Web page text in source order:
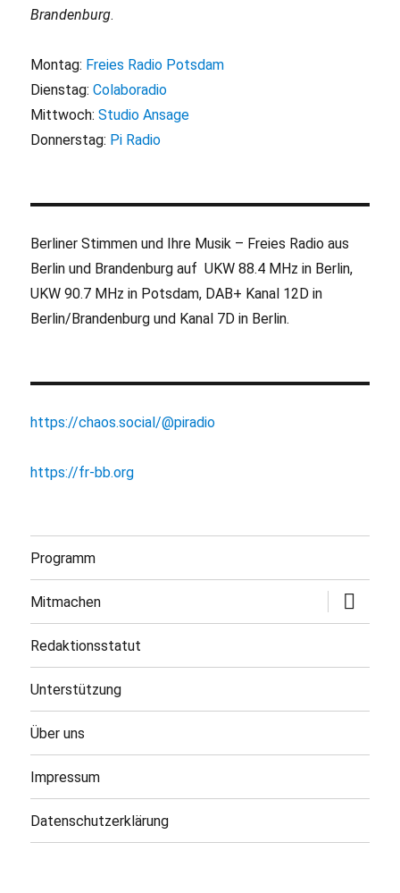
Brandenburg.
Montag: Freies Radio Potsdam
Dienstag:Colaboradio
Mittwoch:Studio Ansage
Donnerstag: Pi Radio
Berliner Stimmen und Ihre Musik – Freies Radio aus
Berlin und Brandenburg auf UKW 88.4 MHz in Berlin,
UKW 90.7 MHz in Potsdam, DAB+ Kanal 12D in
Berlin/Brandenburg und Kanal 7D in Berlin.
https://chaos.social/@piradio
https://fr-bb.org
Programm
Mitmachen
öffnen
Redaktionsstatut
Unterstützung
Über uns
Impressum
Datenschutzerklärung